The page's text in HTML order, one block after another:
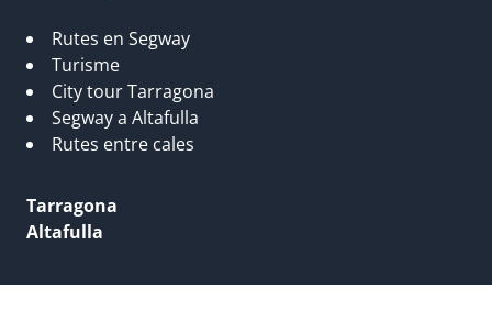
Rutes en Segway
Turisme
City tour Tarragona
Segway a Altafulla
Rutes entre cales
Tarragona
Altafulla